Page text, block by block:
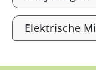
Elektrische